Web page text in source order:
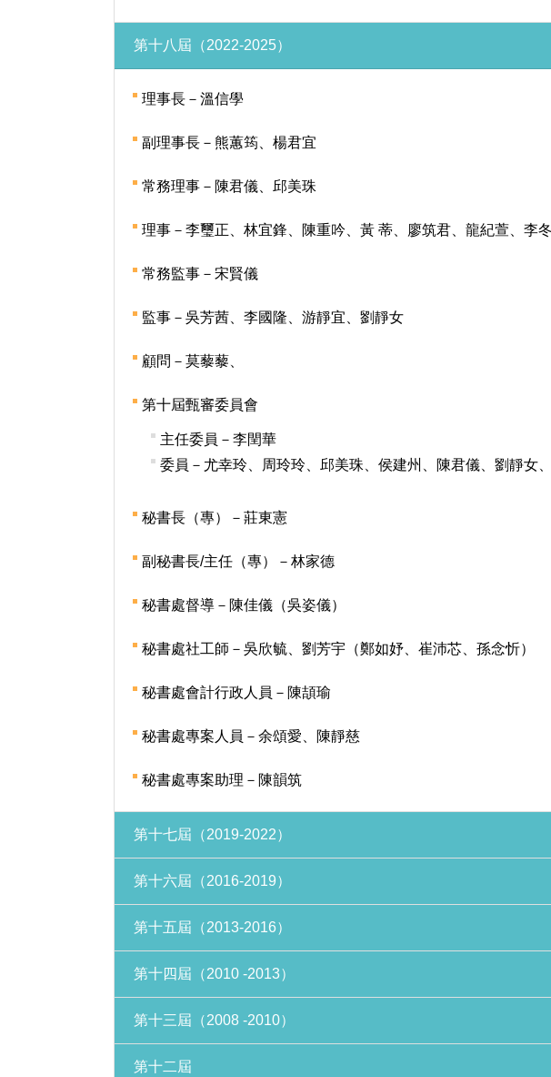
第十八屆（2022-2025）
理事長－溫信學
副理事長－熊蕙筠、楊君宜
常務理事－陳君儀、邱美珠
理事－李璽正、林宜鋒、陳重吟、黃 蒂、廖筑君、龍紀萱、李
常務監事－宋賢儀
監事－吳芳茜、李國隆、游靜宜、劉靜女
顧問－莫藜藜、
第十屆甄審委員會
主任委員－李閏華
委員－尤幸玲、周玲玲、邱美珠、侯建州、陳君儀、劉靜女
秘書長（專）－莊東憲
副秘書長/主任（專）－林家德
秘書處督導－陳佳儀（吳姿儀）
秘書處社工師－吳欣毓、劉芳宇（鄭如妤、崔沛芯、孫念忻）
秘書處會計行政人員－陳頡瑜
秘書處專案人員－余頌愛、陳靜慈
秘書處專案助理－陳韻筑
第十七屆（2019-2022）
第十六屆（2016-2019）
第十五屆（2013-2016）
第十四屆（2010 -2013）
第十三屆（2008 -2010）
第十二屆